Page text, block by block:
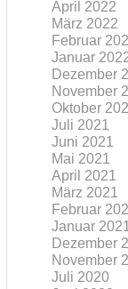
April 2022
März 2022
Februar
Januar
Dezember
November
Oktober
Juli 2021
Juni 2021
Mai 2021
April 2021
März 2021
Februar
Januar 2021
Dezember
November
Juli 2020